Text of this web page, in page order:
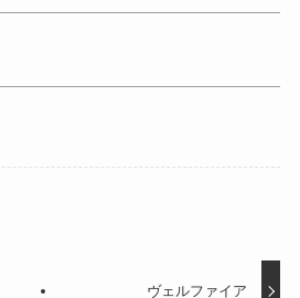
ヴェルファイア